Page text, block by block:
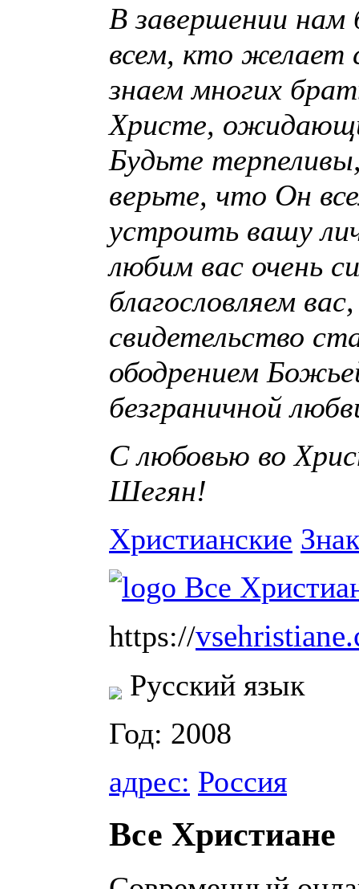
В завершении нам
всем, кто желает
знаем многих
Христе,
Будьте
верьте, что Он
устроить вашу
любим вас очень
благословляем
свидетельство
ободрением
безграничной
С любовью во
Шегян!
Христианские
https://
Русский язык
Год: 2008
адрес: Россия
Все Христиане